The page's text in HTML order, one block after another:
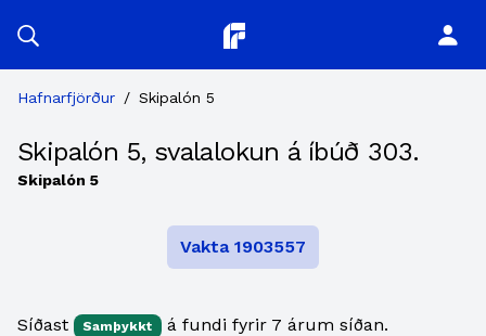
Planitor
Hafnarfjörður / Skipalón 5
Skipalón 5, svalalokun á íbúð 303.
Skipalón 5
Vakta 1903557
Síðast Samþykkt á fundi fyrir 7 árum síðan.